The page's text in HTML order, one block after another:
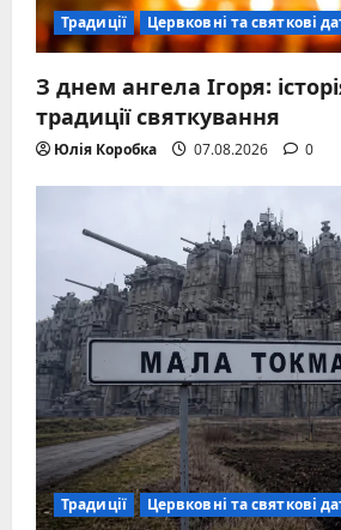
Традиції Цервковні та святкові
З днем ангела Ігоря:
традиції святкування
Юлія Коробка 07.08.2026 0
Традиції Цервковні та святкові